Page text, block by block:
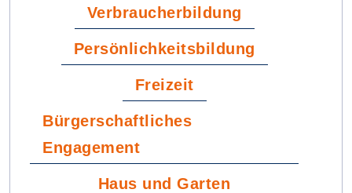
Verbraucherbildung
Persönlichkeitsbildung
Freizeit
Bürgerschaftliches
Engagement
Haus und Garten